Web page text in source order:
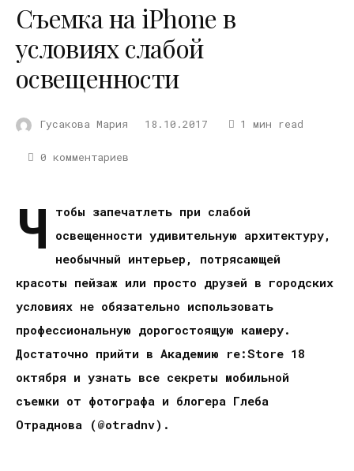
Съемка на iPhone в
условиях слабой
освещенности
Гусакова Мария 18.10.2017 1 мин read
0 комментариев
Ч
тобы запечатлеть при слабой
освещенности удивительную архитектуру,
необычный интерьер, потрясающей
красоты пейзаж или просто друзей в городских
условиях не обязательно использовать
профессиональную дорогостоящую камеру.
Достаточно прийти в Академию re:Store 18
октября и узнать все секреты мобильной
съемки от фотографа и блогера Глеба
Отраднова (@otradnv).